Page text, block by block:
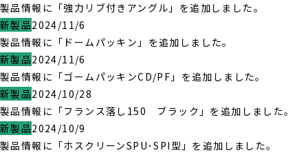
製品情報に「強力リブ付きアングル」を追加しました。
新製品2024/11/6
製品情報に「ドームパッキン」を追加しました。
新製品2024/11/6
製品情報に「ゴームパッキンCD/PF」を追加しました。
新製品2024/10/28
製品情報に「フランス落し150 ブラック」を追加しました。
新製品2024/10/9
製品情報に「ホスクリーンSPU･SPI型」を追加しました。